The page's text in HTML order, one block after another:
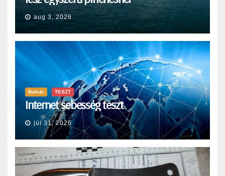
aug 3, 2026
Bulvár TESZT
Internet sebesség teszt
júl 31, 2026